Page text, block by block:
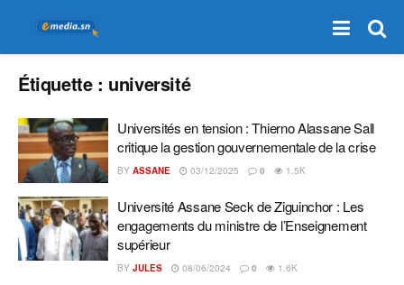
Étiquette : université
Universités en tension : Thierno Alassane Sall
critique la gestion gouvernementale de la crise
BY ASSANE 03/12/2025 0 1.5K
Université Assane Seck de Ziguinchor : Les
engagements du ministre de l’Enseignement
supérieur
BY JULES 08/06/2024 0 1.6K